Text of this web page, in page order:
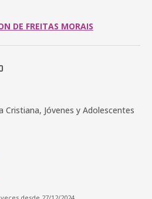
DE FREITAS MORAIS
Cristiana, Jóvenes y Adolescentes